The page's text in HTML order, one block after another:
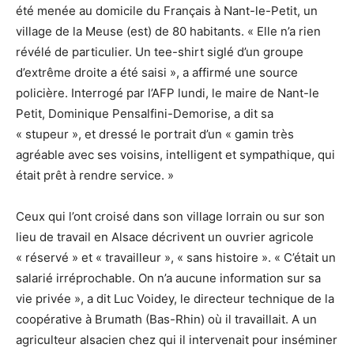
été menée au domicile du Français à Nant-le-Petit, un
village de la Meuse (est) de 80 habitants. « Elle n’a rien
révélé de particulier. Un tee-shirt siglé d’un groupe
d’extrême droite a été saisi », a affirmé une source
policière. Interrogé par l’AFP lundi, le maire de Nant-le
Petit, Dominique Pensalfini-Demorise, a dit sa
« stupeur », et dressé le portrait d’un « gamin très
agréable avec ses voisins, intelligent et sympathique, qui
était prêt à rendre service. »
Ceux qui l’ont croisé dans son village lorrain ou sur son
lieu de travail en Alsace décrivent un ouvrier agricole
« réservé » et « travailleur », « sans histoire ». « C’était un
salarié irréprochable. On n’a aucune information sur sa
vie privée », a dit Luc Voidey, le directeur technique de la
coopérative à Brumath (Bas-Rhin) où il travaillait. A un
agriculteur alsacien chez qui il intervenait pour inséminer